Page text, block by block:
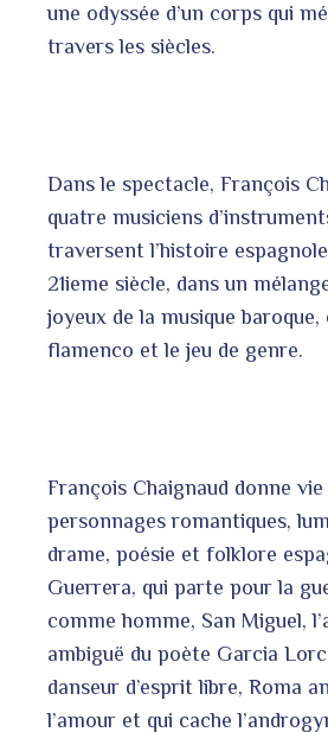
une odyssée d’un corps qui
travers les siècles.
Dans le spectacle, François
quatre musiciens
traversent l’histoire espagnole
21ieme siècle, dans un
joyeux de la musique baroque,
flamenco et le jeu de genre.
François Chaignaud donne
personnages romantiques,
drame, poésie et folklore
Guerrera, qui parte pour la
comme homme, San Miguel,
ambiguë du poète Garcia
danseur d’esprit libre, Roma
l’amour et qui cache